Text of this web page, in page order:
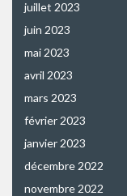
juillet 2023
juin 2023
mai 2023
avril 2023
mars 2023
février 2023
janvier 2023
décembre 2022
novembre 2022